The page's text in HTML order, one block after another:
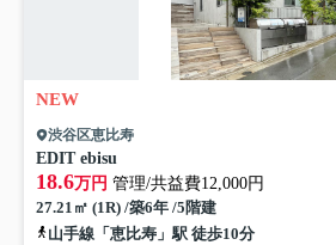
NEW
渋谷区恵比寿
EDIT ebisu
18.6万円 管理/共益費12,000円
27.21㎡ (1R) /築6年 /5階建
山手線「恵比寿」駅 徒歩10分